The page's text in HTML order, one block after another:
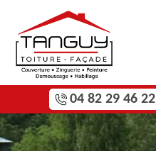
04 82 29 46 22